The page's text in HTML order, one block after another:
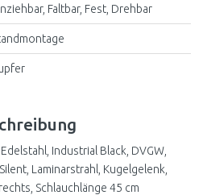
Industrial Black, DVGW,
Laminarstrahl, Kugelgelenk,
Schlauchlänge 45 cm
Faltbar, Fest, Drehbar